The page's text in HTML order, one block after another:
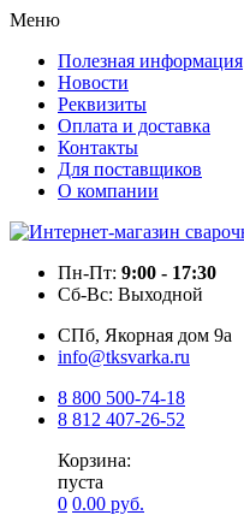
Меню
Полезная информация
Новости
Реквизиты
Оплата и доставка
Контакты
Для поставщиков
О компании
Пн-Пт: 9:00 - 17:30
Cб-Вс: Выходной
CПб, Якорная дом 9а
info@tksvarka.ru
8 800 500-74-18
8 812 407-26-52
Корзина:
пуста
0 0.00 руб.